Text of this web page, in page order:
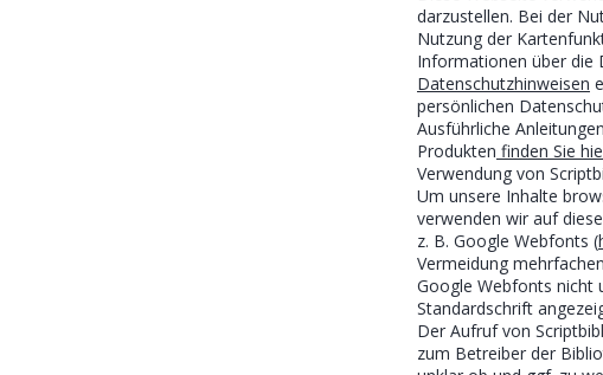
darzustellen. Bei der
Nutzung der
Informationen über die
Datenschutzhinweisen
persönlichen
Ausführliche
Produkten finden Sie
Verwendung von
Um unsere Inhalte
verwenden wir auf
z. B. Google Webfonts (
Vermeidung
Google Webfonts nicht
Standardschrift
Der Aufruf von
zum Betreiber der